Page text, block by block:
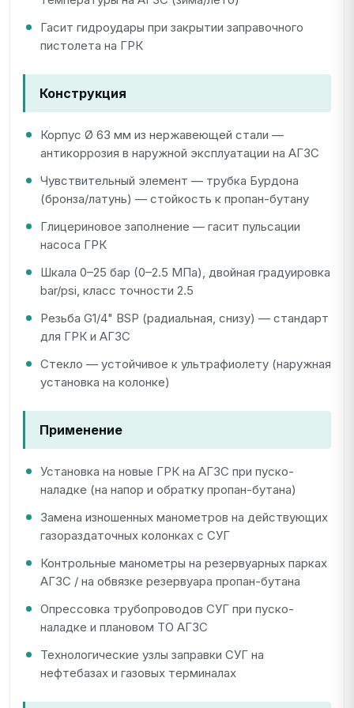
Гасит гидроудары при закрытии заправочного
пистолета на ГРК
Конструкция
Корпус Ø 63 мм из нержавеющей стали —
антикоррозия в наружной эксплуатации на АГЗС
Чувствительный элемент — трубка Бурдона
(бронза/латунь) — стойкость к пропан-бутану
Глицериновое заполнение — гасит пульсации
насоса ГРК
Шкала 0–25 бар (0–2.5 МПа), двойная градуировка
bar/psi, класс точности 2.5
Резьба G1/4" BSP (радиальная, снизу) — стандарт
для ГРК и АГЗС
Стекло — устойчивое к ультрафиолету (наружная
установка на колонке)
Применение
Установка на новые ГРК на АГЗС при пуско-
наладке (на напор и обратку пропан-бутана)
Замена изношенных манометров на действующих
газораздаточных колонках с СУГ
Контрольные манометры на резервуарных парках
АГЗС / на обвязке резервуара пропан-бутана
Опрессовка трубопроводов СУГ при пуско-
наладке и плановом ТО АГЗС
Технологические узлы заправки СУГ на
нефтебазах и газовых терминалах